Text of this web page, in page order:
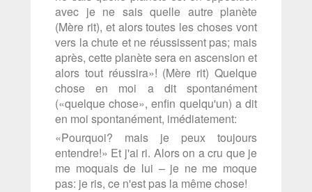
avec je ne sais quelle autre planète
(Mère rit), et alors toutes les choses vont
vers la chute et ne réussissent pas; mais
après, cette planète sera en ascension et
alors tout réussira»! (Mère rit) Quelque
chose en moi a dit spontanément
(«quelque chose», enfin quelqu'un) a dit
en moi spontanément, imédiatement:
«Pourquoi? mais je peux toujours
entendre!» Et j'ai ri. Alors on a cru que je
me moquais de lui – je ne me moque
pas: je ris, ce n'est pas la même chose!